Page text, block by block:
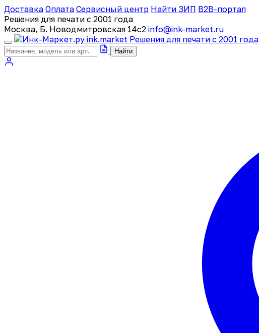
Доставка Оплата Сервисный центр Найти ЗИП B2B-портал
Решения для печати с 2001 года
Москва, Б. Новодмитровская 14с2 info@ink-market.ru
ink.market Решения для печати с 2001 года
Найти